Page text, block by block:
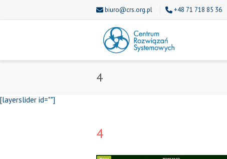
biuro@crs.org.pl +48 71 718 85 36
4
[layerslider id=""]
4